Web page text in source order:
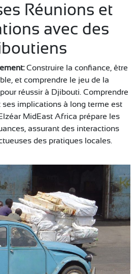
Réunions et
avec des
Construire la confiance, être
et comprendre le jeu de la
réussir à Djibouti. Comprendre
ses implications à long terme est
MidEast Africa prépare les
assurant des interactions
des pratiques locales.